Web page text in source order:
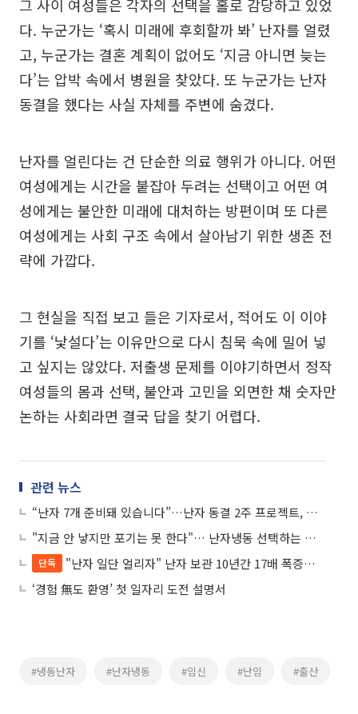
그 사이 여성들은 각자의 선택을 홀로 감당하고 있었
다. 누군가는 ‘혹시 미래에 후회할까 봐’ 난자를 얼렸
고, 누군가는 결혼 계획이 없어도 ‘지금 아니면 늦는
다’는 압박 속에서 병원을 찾았다. 또 누군가는 난자
동결을 했다는 사실 자체를 주변에 숨겼다.
난자를 얼린다는 건 단순한 의료 행위가 아니다. 어떤
여성에게는 시간을 붙잡아 두려는 선택이고 어떤 여
성에게는 불안한 미래에 대처하는 방편이며 또 다른
여성에게는 사회 구조 속에서 살아남기 위한 생존 전
략에 가깝다.
그 현실을 직접 보고 들은 기자로서, 적어도 이 이야
기를 ‘낯설다’는 이유만으로 다시 침묵 속에 밀어 넣
고 싶지는 않았다. 저출생 문제를 이야기하면서 정작
여성들의 몸과 선택, 불안과 고민을 외면한 채 숫자만
논하는 사회라면 결국 답을 찾기 어렵다.
관련 뉴스
“난자 7개 준비돼 있습니다”…난자 동결 2주 프로젝트, 사실상 임신 준비 같아
"지금 안 낳지만 포기는 못 한다"… 난자냉동 선택하는 이유
단독
"난자 일단 얼리자" 난자 보관 10년간 17배 폭증했지만 활용은 '깜깜'
‘경험 無도 환영’ 첫 일자리 도전 설명서
#냉동난자 #난자냉동 #임신 #난임 #출산